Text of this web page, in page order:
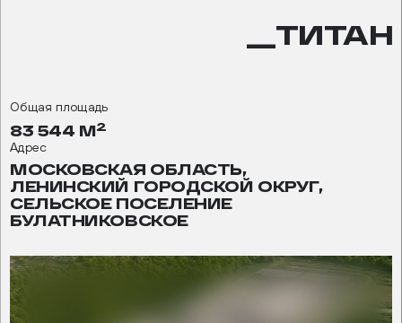
__ТИТАН
Общая площадь
83 544 М2
Адрес
МОСКОВСКАЯ ОБЛАСТЬ,
ЛЕНИНСКИЙ ГОРОДСКОЙ ОКРУГ,
СЕЛЬСКОЕ ПОСЕЛЕНИЕ
БУЛАТНИКОВСКОЕ